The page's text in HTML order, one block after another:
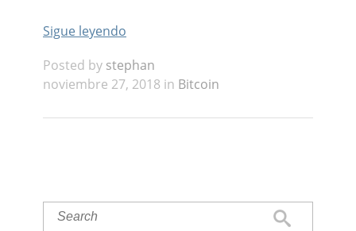
Sigue leyendo
Posted by stephan
noviembre 27, 2018 in Bitcoin